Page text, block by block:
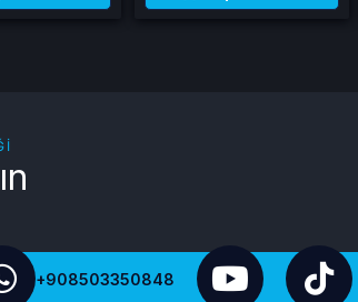
+908503350848